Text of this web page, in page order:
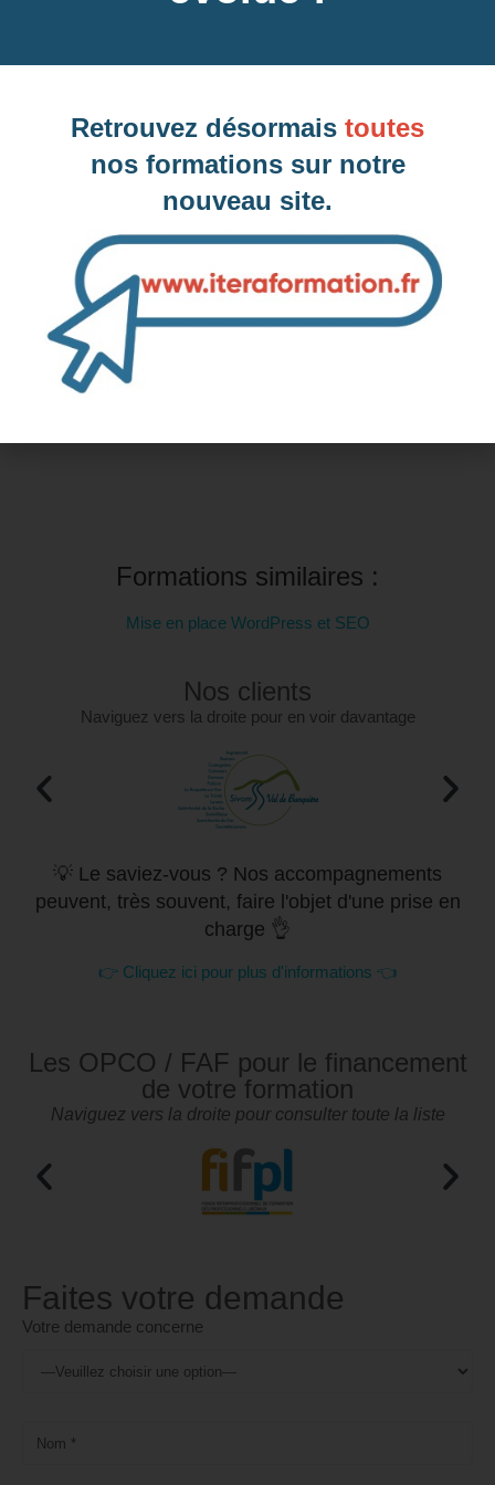
Dates des prochaines sessions à Saint-
Inter-entreprise
Contactez-nous pour demander votre inscription
Intra-entreprise et sur mesure
Formations similaires :
Mise en place WordPress et SEO
Nos clients
Naviguez vers la droite pour en voir davantage
💡 Le saviez-vous ? Nos accompagnements
peuvent, très souvent, faire l'objet d'une prise en
charge 👌
👉 Cliquez ici pour plus d'informations 👈
Les OPCO / FAF pour le financement
de votre formation
Naviguez vers la droite pour consulter toute la liste
Faites votre demande
Votre demande concerne
Retrouvez désormais toutes
nos formations sur notre
nouveau site.